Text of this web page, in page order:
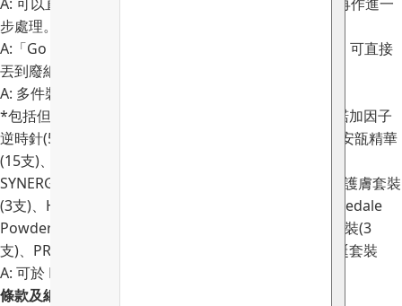
步處理。
A:「Go Clean 空瓶回收獎賞計劃」暫不接收紙質包裝，可直接
丟到廢紙回收箱。
A: 多件裝產品需儲齊套裝數量，方可獲取100積分。
*包括但不限於SNOW FOX 小魔球膠囊(5粒)、INVITY諾加因子
逆時針(5支)、 ami iyök Age Combat 益生菌抗皺緊緻安瓿精華
(15支)、SYNERGIE SKIN 高效抗衰老逆齡套裝(5支)、
SYNERGIE SKIN 全效再生逆齡套裝(6支)、Botani 清爽護膚套裝
(3支)、HEIDI’S 無酒精殺菌迷你噴霧套裝(4支)、Jane Iredale
Powder-Me 防曬粉補充裝(3粒)、LUÉ 燕麥飄霜純潔套裝(3
支)、PRIORIl 肌膚再生家用煥膚套裝(2支)；不包括聖誕套裝
A: 可於 MI MING MART 網站查看，請
條款及細則